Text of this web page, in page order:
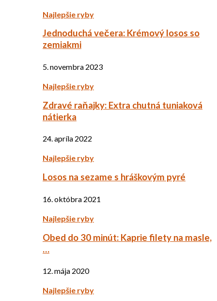
Najlepšie ryby
Jednoduchá večera: Krémový losos so
zemiakmi
5. novembra 2023
Najlepšie ryby
Zdravé raňajky: Extra chutná tuniaková
nátierka
24. apríla 2022
Najlepšie ryby
Losos na sezame s hráškovým pyré
16. októbra 2021
Najlepšie ryby
Obed do 30 minút: Kaprie filety na masle,
…
12. mája 2020
Najlepšie ryby